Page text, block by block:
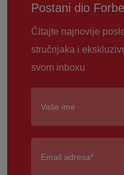
Postani dio
Čitajte najnovije
stručnjaka i
svom inboxu